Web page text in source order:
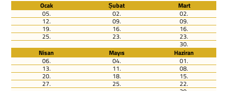
Ocak Șubat
Mart
05.
02. 02.
12. 09. 09.
19. 16. 16.
25. 23. 23.
30.
Nisan
Mayıs
Haziran
06.
04. 01.
13. 11. 08.
20. 18. 15.
27. 25. 22.